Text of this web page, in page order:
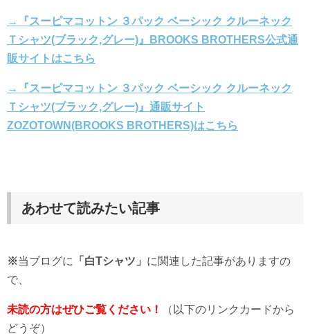
→『スーピマコットン ３パック ベーシック クルーネック
Ｔシャツ(ブラック,グレー)』BROOKS BROTHERS公式通
販サイトはこちら
→『スーピマコットン ３パック ベーシック クルーネック
Ｔシャツ(ブラック,グレー)』通販サイト
ZOZOTOWN(BROOKS BROTHERS)はこちら
あわせて読みたい記事
※当ブログに 「白Tシャツ」 に関連した記事がありますの
で、
未読の方はぜひご覧ください！
（以下のリンクカードから
どうぞ）